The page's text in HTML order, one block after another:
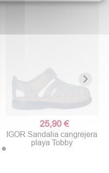
25,90 €
IGOR Sandalia cangrejera
playa Tobby